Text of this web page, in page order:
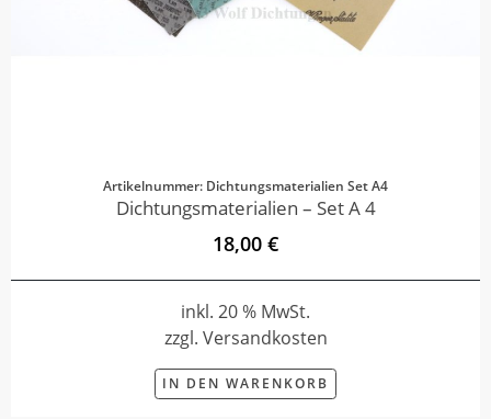
Artikelnummer: Dichtungsmaterialien Set A4
Dichtungsmaterialien – Set A 4
18,00 €
inkl. 20 % MwSt.
zzgl. Versandkosten
IN DEN WARENKORB